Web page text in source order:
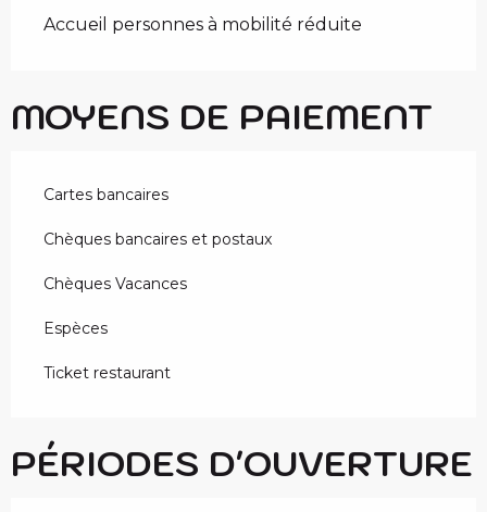
Accueil personnes à mobilité réduite
MOYENS DE PAIEMENT
Cartes bancaires
Chèques bancaires et postaux
Chèques Vacances
Espèces
Ticket restaurant
PÉRIODES D'OUVERTURE